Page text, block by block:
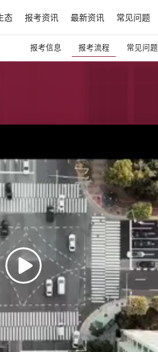
态 报考资讯 最新资讯 常见问题
报考信息 报考流程 常见问题